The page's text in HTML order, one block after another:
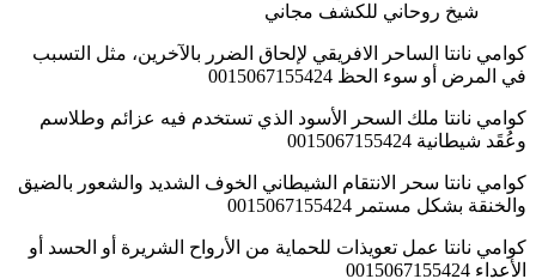
شيخ روحاني للكشف مجاني
كوامي نانتا الساحر الافريقي لإلحاق الضرر بالآخرين، مثل التسبب
في المرض أو سوء الحظ 0015067155424
كوامي نانتا ملك السحر الأسود الذي تستخدم فيه عزائم وطلاسم
وعُقَد شيطانية 0015067155424
كوامي نانتا سحر الانتقام الشيطاني الخوف الشديد والشعور بالضيق
والخنقة بشكل مستمر 0015067155424
كوامي نانتا عمل تعويذات للحماية من الأرواح الشريرة أو الحسد أو
الأعداء 0015067155424